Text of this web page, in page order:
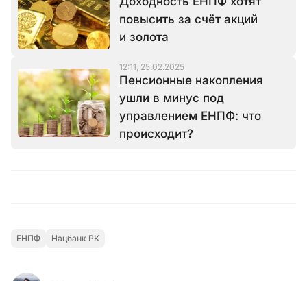
повысить за счёт акций
и золота
12:11, 25.02.2025
Пенсионные накопления
ушли в минус под
управлением ЕНПФ: что
происходит?
ЕНПФ Нацбанк РК